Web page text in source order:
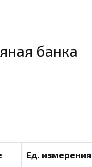
банка
Ед. измерения